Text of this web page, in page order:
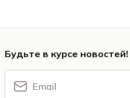
Будьте в курсе новостей!